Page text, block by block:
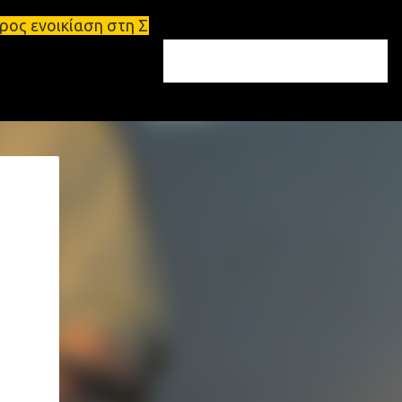
στη Σπάρτη Ενοικιάσεις διαμερισμάτων Σπάρτη